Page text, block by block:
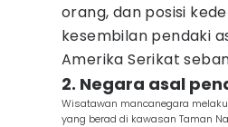
orang, dan posisi
kesembilan pendaki
Amerika Serikat
2. Negara asal
Wisatawan mancanegara
yang berad di kawasan Taman